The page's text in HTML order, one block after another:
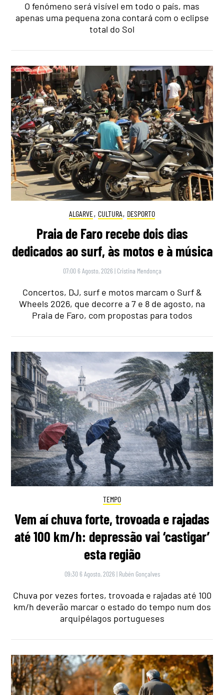
O fenómeno será visível em todo o país, mas
apenas uma pequena zona contará com o eclipse
total do Sol
ALGARVE, CULTURA, DESPORTO
Praia de Faro recebe dois dias
dedicados ao surf, às motos e à música
07:00 6 Agosto, 2026 | Cristina Mendonça
Concertos, DJ, surf e motos marcam o Surf &
Wheels 2026, que decorre a 7 e 8 de agosto, na
Praia de Faro, com propostas para todos
TEMPO
Vem aí chuva forte, trovoada e rajadas
até 100 km/h: depressão vai ‘castigar’
esta região
09:30 6 Agosto, 2026 | Rubén Gonçalves
Chuva por vezes fortes, trovoada e rajadas até 100
km/h deverão marcar o estado do tempo num dos
arquipélagos portugueses